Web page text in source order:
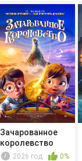
Зачарованное
королевство
2026 год 0%